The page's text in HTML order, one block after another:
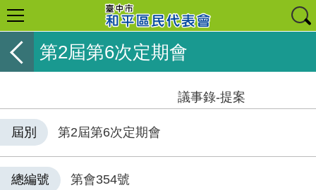
第2屆第6次定期會
議事錄-提案
屆別 第2屆第6次定期會
總編號 第會354號